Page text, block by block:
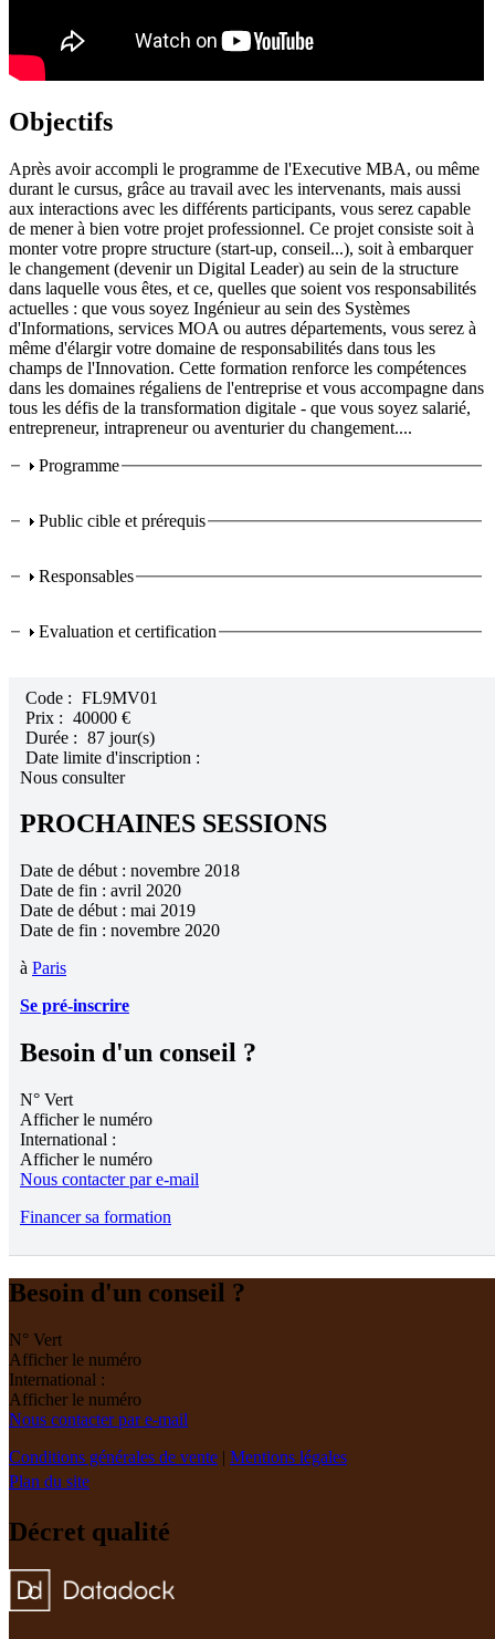
Objectifs
Après avoir accompli le programme de l'Executive MBA, ou même
durant le cursus, grâce au travail avec les intervenants, mais aussi
aux interactions avec les différents participants, vous serez capable
de mener à bien votre projet professionnel. Ce projet consiste soit à
monter votre propre structure (start-up, conseil...), soit à embarquer
le changement (devenir un Digital Leader) au sein de la structure
dans laquelle vous êtes, et ce, quelles que soient vos responsabilités
actuelles : que vous soyez Ingénieur au sein des Systèmes
d'Informations, services MOA ou autres départements, vous serez à
même d'élargir votre domaine de responsabilités dans tous les
champs de l'Innovation. Cette formation renforce les compétences
dans les domaines régaliens de l'entreprise et vous accompagne dans
tous les défis de la transformation digitale - que vous soyez salarié,
entrepreneur, intrapreneur ou aventurier du changement....
Programme
Public cible et prérequis
Responsables
Evaluation et certification
Code : FL9MV01
Prix : 40000 €
Durée : 87 jour(s)
Date limite d'inscription :
Nous consulter
PROCHAINES SESSIONS
Date de début : novembre 2018
Date de fin : avril 2020
Date de début : mai 2019
Date de fin : novembre 2020
à Paris
Se pré-inscrire
Besoin d'un conseil ?
N° Vert
Afficher le numéro
International :
Afficher le numéro
Nous contacter par e-mail
Financer sa formation
Besoin d'un conseil ?
N° Vert
Afficher le numéro
International :
Afficher le numéro
Nous contacter par e-mail
Conditions générales de vente | Mentions légales
Plan du site
Décret qualité